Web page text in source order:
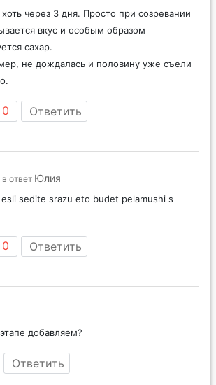
через 3 дня. Просто при созревании
вкус и особым образом
сахар.
не дождалась и половину уже съели
0 Ответить
в ответ Юлия
sedite srazu eto budet pelamushi s
0 Ответить
добавляем?
Ответить